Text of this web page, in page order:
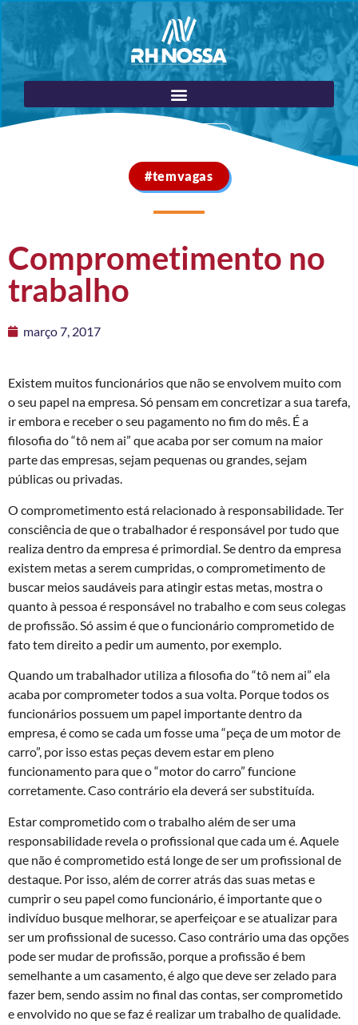
#temvagas
Comprometimento no
trabalho
março 7, 2017
Existem muitos funcionários que não se envolvem muito com
o seu papel na empresa. Só pensam em concretizar a sua tarefa,
ir embora e receber o seu pagamento no fim do mês. É a
filosofia do “tô nem ai” que acaba por ser comum na maior
parte das empresas, sejam pequenas ou grandes, sejam
públicas ou privadas.
O comprometimento está relacionado à responsabilidade. Ter
consciência de que o trabalhador é responsável por tudo que
realiza dentro da empresa é primordial. Se dentro da empresa
existem metas a serem cumpridas, o comprometimento de
buscar meios saudáveis para atingir estas metas, mostra o
quanto à pessoa é responsável no trabalho e com seus colegas
de profissão. Só assim é que o funcionário comprometido de
fato tem direito a pedir um aumento, por exemplo.
Quando um trabalhador utiliza a filosofia do “tô nem ai” ela
acaba por comprometer todos a sua volta. Porque todos os
funcionários possuem um papel importante dentro da
empresa, é como se cada um fosse uma “peça de um motor de
carro”, por isso estas peças devem estar em pleno
funcionamento para que o “motor do carro” funcione
corretamente. Caso contrário ela deverá ser substituída.
Estar comprometido com o trabalho além de ser uma
responsabilidade revela o profissional que cada um é. Aquele
que não é comprometido está longe de ser um profissional de
destaque. Por isso, além de correr atrás das suas metas e
cumprir o seu papel como funcionário, é importante que o
indivíduo busque melhorar, se aperfeiçoar e se atualizar para
ser um profissional de sucesso. Caso contrário uma das opções
pode ser mudar de profissão, porque a profissão é bem
semelhante a um casamento, é algo que deve ser zelado para
fazer bem, sendo assim no final das contas, ser comprometido
e envolvido no que se faz é realizar um trabalho de qualidade.